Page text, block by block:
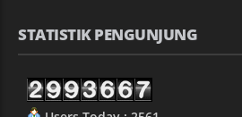
STATISTIK PENGUNJUNG